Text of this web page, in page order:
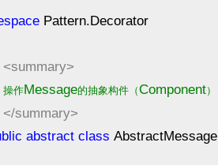
Pattern.Decorator
<summary>
操作Message的抽象构件（Component）
</summary>
abstract class AbstractMessage